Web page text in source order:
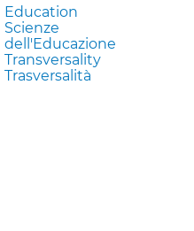
Education
Scienze
dell'Educazione
Transversality
Trasversalità